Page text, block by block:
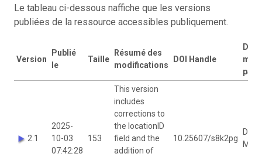
Le tableau ci-dessous naffiche que les versions
publiées de la ressource accessibles publiquement.
Version
Publié
le
Taille
Résumé des
modifications
DOI Handle
par
2.1
2025-
10-03
07:42:28
153
This version
includes
corrections to
the locationID
field and the
addition of
10.25607/s8k2pg